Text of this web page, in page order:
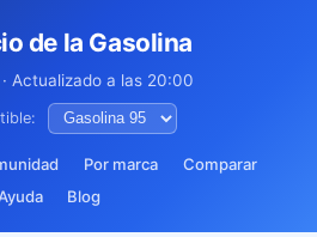
de la Gasolina
Actualizado a las 20:00
Por marca
Comparar
Blog